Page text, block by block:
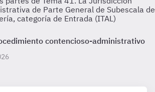
de Parte General de Subescala de
categoría de Entrada (ITAL)
contencioso-administrativo